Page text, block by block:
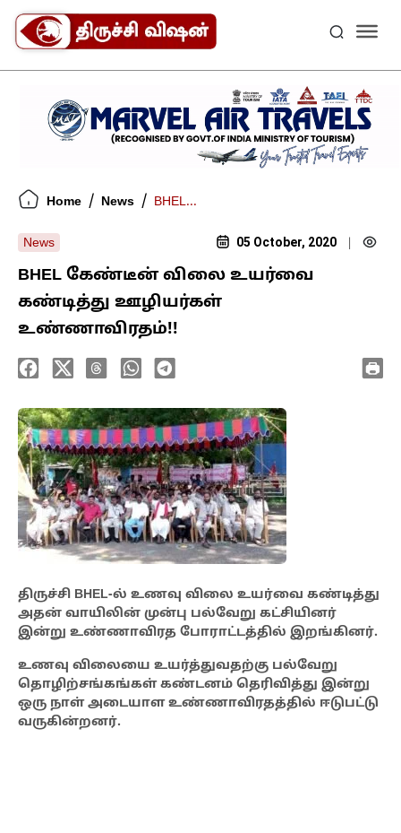
Home / News / BHEL...
News 05 October, 2020
BHEL கேண்டீன் விலை உயர்வை
கண்டித்து ஊழியர்கள்
உண்ணாவிரதம்!!
திருச்சி BHEL-ல் உணவு விலை உயர்வை கண்டித்து
அதன் வாயிலின் முன்பு பல்வேறு கட்சியினர்
இன்று உண்ணாவிரத போராட்டத்தில் இறங்கினர்.
உணவு விலையை உயர்த்துவதற்கு பல்வேறு
தொழிற்சங்கங்கள் கண்டனம் தெரிவித்து இன்று
ஒரு நாள் அடையாள உண்ணாவிரதத்தில் ஈடுபட்டு
வருகின்றனர்.